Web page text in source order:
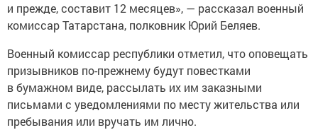
и прежде, составит 12 месяцев», — рассказал военный
комиссар Татарстана, полковник Юрий Беляев.
Военный комиссар республики отметил, что оповещать
призывников по-прежнему будут повестками
в бумажном виде, рассылать их им заказными
письмами с уведомлениями по месту жительства или
пребывания или вручать им лично.